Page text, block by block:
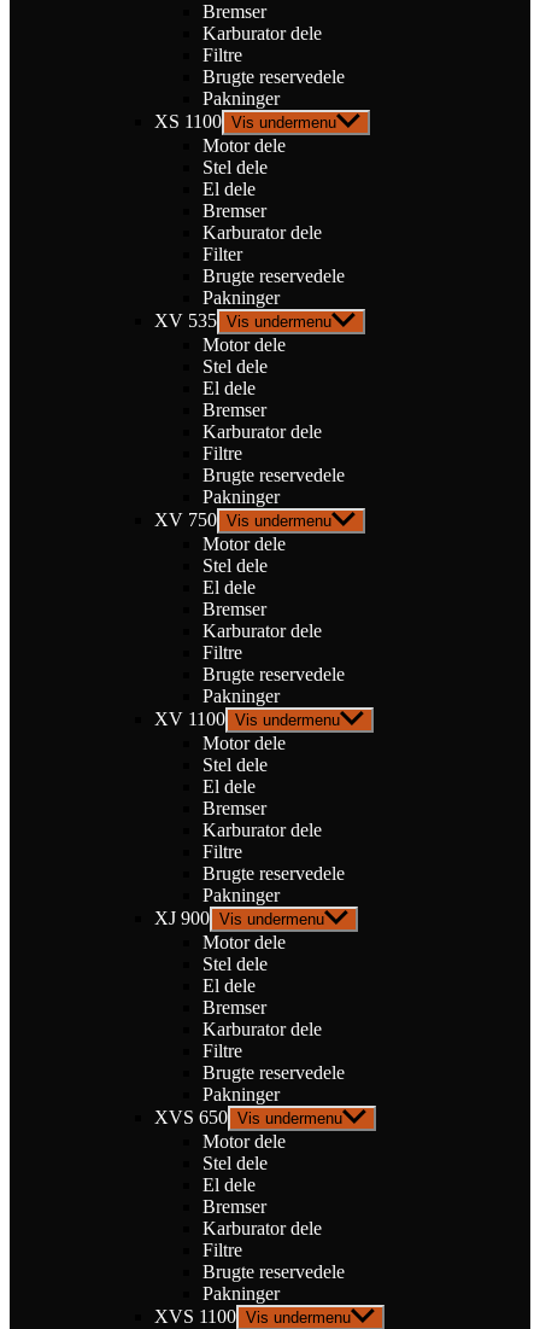
Bremser
Karburator dele
Filtre
Brugte reservedele
Pakninger
XS 1100 Vis undermenu
Motor dele
Stel dele
El dele
Bremser
Karburator dele
Filter
Brugte reservedele
Pakninger
XV 535 Vis undermenu
Motor dele
Stel dele
El dele
Bremser
Karburator dele
Filtre
Brugte reservedele
Pakninger
XV 750 Vis undermenu
Motor dele
Stel dele
El dele
Bremser
Karburator dele
Filtre
Brugte reservedele
Pakninger
XV 1100 Vis undermenu
Motor dele
Stel dele
El dele
Bremser
Karburator dele
Filtre
Brugte reservedele
Pakninger
XJ 900 Vis undermenu
Motor dele
Stel dele
El dele
Bremser
Karburator dele
Filtre
Brugte reservedele
Pakninger
XVS 650 Vis undermenu
Motor dele
Stel dele
El dele
Bremser
Karburator dele
Filtre
Brugte reservedele
Pakninger
XVS 1100 Vis undermenu